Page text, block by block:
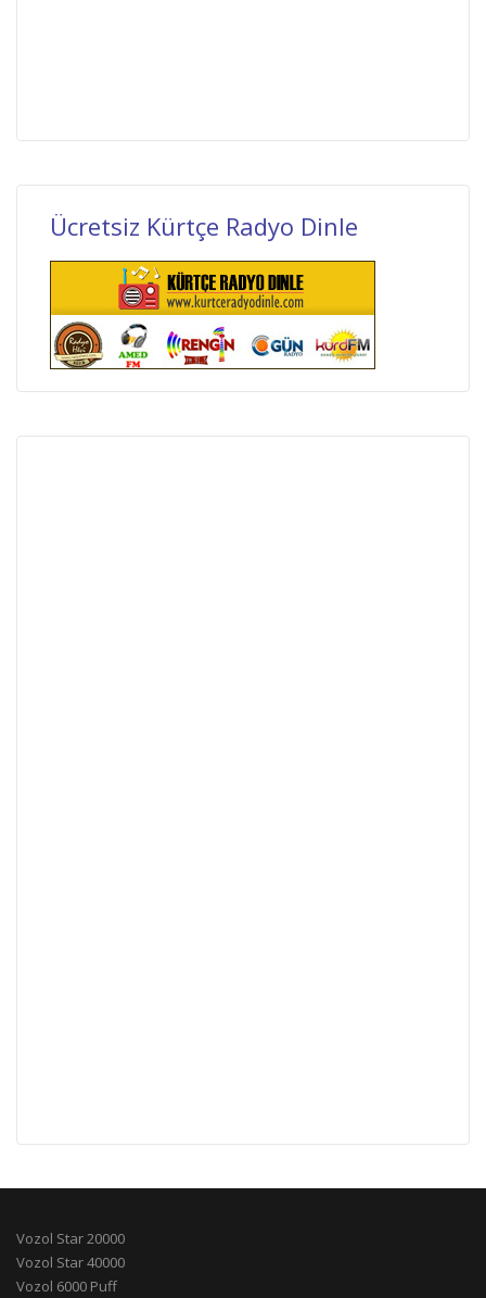
Ücretsiz Kürtçe Radyo Dinle
Vozol Star 20000
Vozol Star 40000
Vozol 6000 Puff